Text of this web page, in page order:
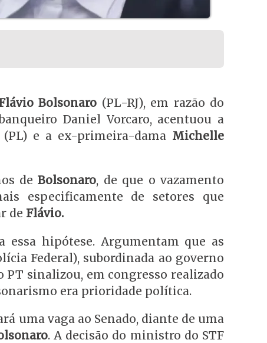
Bolsonaro (PL-RJ), em razão do
Daniel Vorcaro, acentuou a
e a ex-primeira-dama Michelle
deBolsonaro, de que o vazamento
especificamente de setores que
de Flávio.
essa hipótese. Argumentam que as
Federal), subordinada ao governo
PT sinalizou, em congresso realizado
era prioridade política.
uma vaga ao Senado, diante de uma
. A decisão do ministro do STF